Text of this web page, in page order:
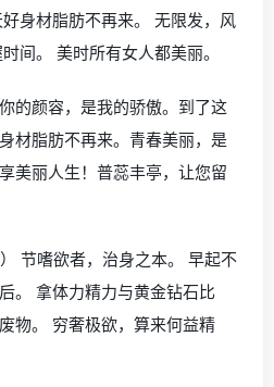
身材脂肪不再来。 无限发，风
间。 美时所有女人都美丽。
的颜容，是我的骄傲。到了这
材脂肪不再来。青春美丽，是
美丽人生！普蕊丰亭，让您留
节嗜欲者，治身之本。 早起不
。 拿体力精力与黄金钻石比
物。 穷奢极欲，算来何益精